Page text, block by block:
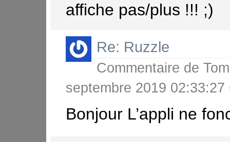
affiche pas/plus !!! ;)
Re: Ruzzle
Commentaire de Tom
septembre 2019
Bonjour L’appli ne